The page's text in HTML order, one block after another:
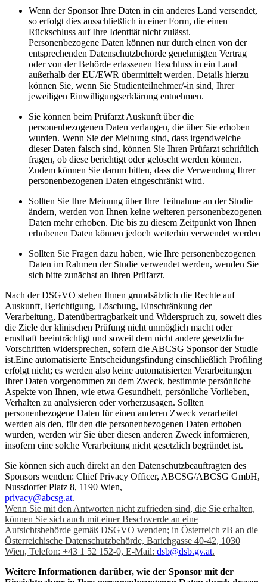
Wenn der Sponsor Ihre Daten in ein anderes Land versendet,
so erfolgt dies ausschließlich in einer Form, die einen
Rückschluss auf Ihre Identität nicht zulässt.
Personenbezogene Daten können nur durch einen von der
entsprechenden Datenschutzbehörde genehmigten Vertrag
oder von der Behörde erlassenen Beschluss in ein Land
außerhalb der EU/EWR übermittelt werden. Details hierzu
können Sie, wenn Sie Studienteilnehmer/-in sind, Ihrer
jeweiligen Einwilligungserklärung entnehmen.
Sie können beim Prüfarzt Auskunft über die
personenbezogenen Daten verlangen, die über Sie erhoben
wurden. Wenn Sie der Meinung sind, dass irgendwelche
dieser Daten falsch sind, können Sie Ihren Prüfarzt schriftlich
fragen, ob diese berichtigt oder gelöscht werden können.
Zudem können Sie darum bitten, dass die Verwendung Ihrer
personenbezogenen Daten eingeschränkt wird.
Sollten Sie Ihre Meinung über Ihre Teilnahme an der Studie
ändern, werden von Ihnen keine weiteren personenbezogenen
Daten mehr erhoben. Die bis zu diesem Zeitpunkt von Ihnen
erhobenen Daten können jedoch weiterhin verwendet werden
Sollten Sie Fragen dazu haben, wie Ihre personenbezogenen
Daten im Rahmen der Studie verwendet werden, wenden Sie
sich bitte zunächst an Ihren Prüfarzt.
Nach der DSGVO stehen Ihnen grundsätzlich die Rechte auf
Auskunft, Berichtigung, Löschung, Einschränkung der
Verarbeitung, Datenübertragbarkeit und Widerspruch zu, soweit dies
die Ziele der klinischen Prüfung nicht unmöglich macht oder
ernsthaft beeinträchtigt und soweit dem nicht andere gesetzliche
Vorschriften widersprechen, sofern die ABCSG Sponsor der Studie
ist.Eine automatisierte Entscheidungsfindung einschließlich Profiling
erfolgt nicht; es werden also keine automatisierten Verarbeitungen
Ihrer Daten vorgenommen zu dem Zweck, bestimmte persönliche
Aspekte von Ihnen, wie etwa Gesundheit, persönliche Vorlieben,
Verhalten zu analysieren oder vorherzusagen. Sollten
personenbezogene Daten für einen anderen Zweck verarbeitet
werden als den, für den die personenbezogenen Daten erhoben
wurden, werden wir Sie über diesen anderen Zweck informieren,
insofern eine solche Verarbeitung nicht gesetzlich begründet ist.
Sie können sich auch direkt an den Datenschutzbeauftragten des
Sponsors wenden: Chief Privacy Officer, ABCSG/ABCSG GmbH,
Nussdorfer Platz 8, 1190 Wien,
privacy@abcsg.at.
Wenn Sie mit den Antworten nicht zufrieden sind, die Sie erhalten,
können Sie sich auch mit einer Beschwerde an eine
Aufsichtsbehörde gemäß DSGVO wenden; in Österreich zB an die
Österreichische Datenschutzbehörde, Barichgasse 40-42, 1030
Wien, Telefon: +43 1 52 152-0, E-Mail: dsb@dsb.gv.at.
Weitere Informationen darüber, wie der Sponsor mit der